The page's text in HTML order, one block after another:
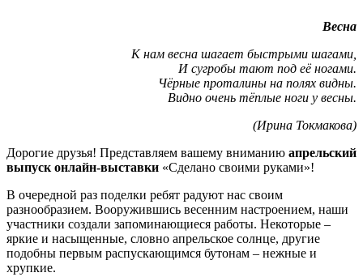
Весна
К нам весна шагает быстрыми шагами,
И сугробы тают под её ногами.
Чёрные проталины на полях видны.
Видно очень тёплые ноги у весны.
(Ирина Токмакова)
Дорогие друзья! Представляем вашему вниманию апрельский
выпуск онлайн-выставки «Сделано своими руками»!
В очередной раз поделки ребят радуют нас своим
разнообразием. Вооружившись весенним настроением, наши
участники создали запоминающиеся работы. Некоторые –
яркие и насыщенные, словно апрельское солнце, другие
подобны первым распускающимся бутонам – нежные и
хрупкие.